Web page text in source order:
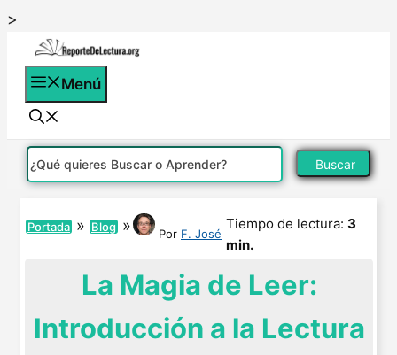
>
contenido
Menú
Buscar
Portada » Blog » Por F. José
Tiempo de lectura: 3
min.
La Magia de Leer:
Introducción a la Lectura